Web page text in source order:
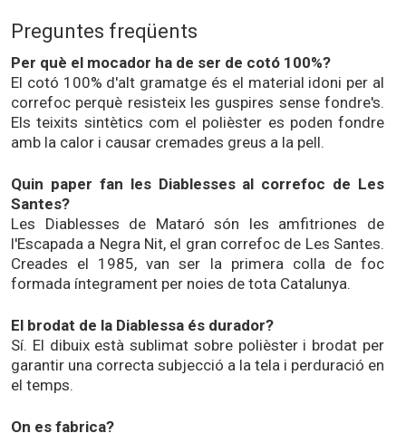
Preguntes freqüents
Per què el mocador ha de ser de cotó 100%?
El cotó 100% d'alt gramatge és el material idoni per al
correfoc perquè resisteix les guspires sense fondre's.
Els teixits sintètics com el polièster es poden fondre
amb la calor i causar cremades greus a la pell.
Quin paper fan les Diablesses al correfoc de Les
Santes?
Les Diablesses de Mataró són les amfitriones de
l'Escapada a Negra Nit, el gran correfoc de Les Santes.
Creades el 1985, van ser la primera colla de foc
formada íntegrament per noies de tota Catalunya.
El brodat de la Diablessa és durador?
Sí. El dibuix està sublimat sobre polièster i brodat per
garantir una correcta subjecció a la tela i perduració en
el temps.
On es fabrica?